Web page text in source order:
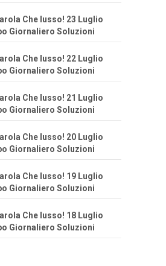
Che lusso! 23 Luglio
Giornaliero Soluzioni
Che lusso! 22 Luglio
Giornaliero Soluzioni
Che lusso! 21 Luglio
Giornaliero Soluzioni
Che lusso! 20 Luglio
Giornaliero Soluzioni
Che lusso! 19 Luglio
Giornaliero Soluzioni
Che lusso! 18 Luglio
Giornaliero Soluzioni